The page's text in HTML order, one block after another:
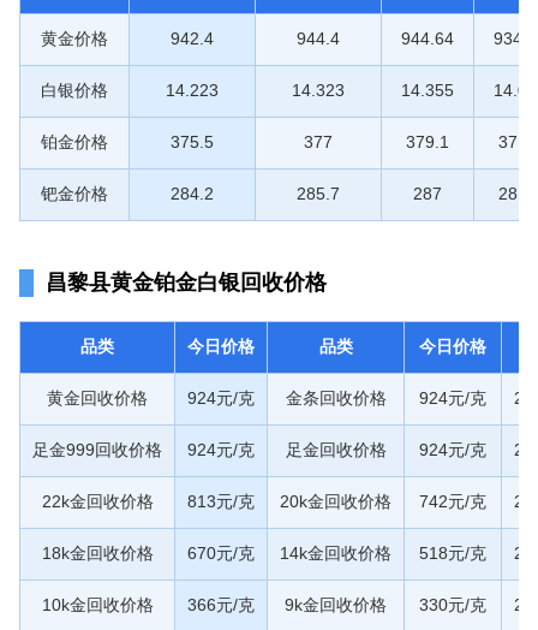
黄金价格 942.4 944.4 944.64
白银价格 14.223 14.323 14.355
铂金价格 375.5 377 379.1
钯金价格 284.2 285.7 287
昌黎县黄金铂金白银回收价格
品类 今日价格 品类 今日价格
黄金回收价格 924元/克 金条回收价格 924元/克
足金999回收价格 924元/克 足金回收价格 924元/克
22k金回收价格 813元/克 20k金回收价格 742元/克
18k金回收价格 670元/克 14k金回收价格 518元/克
10k金回收价格 366元/克 9k金回收价格 330元/克